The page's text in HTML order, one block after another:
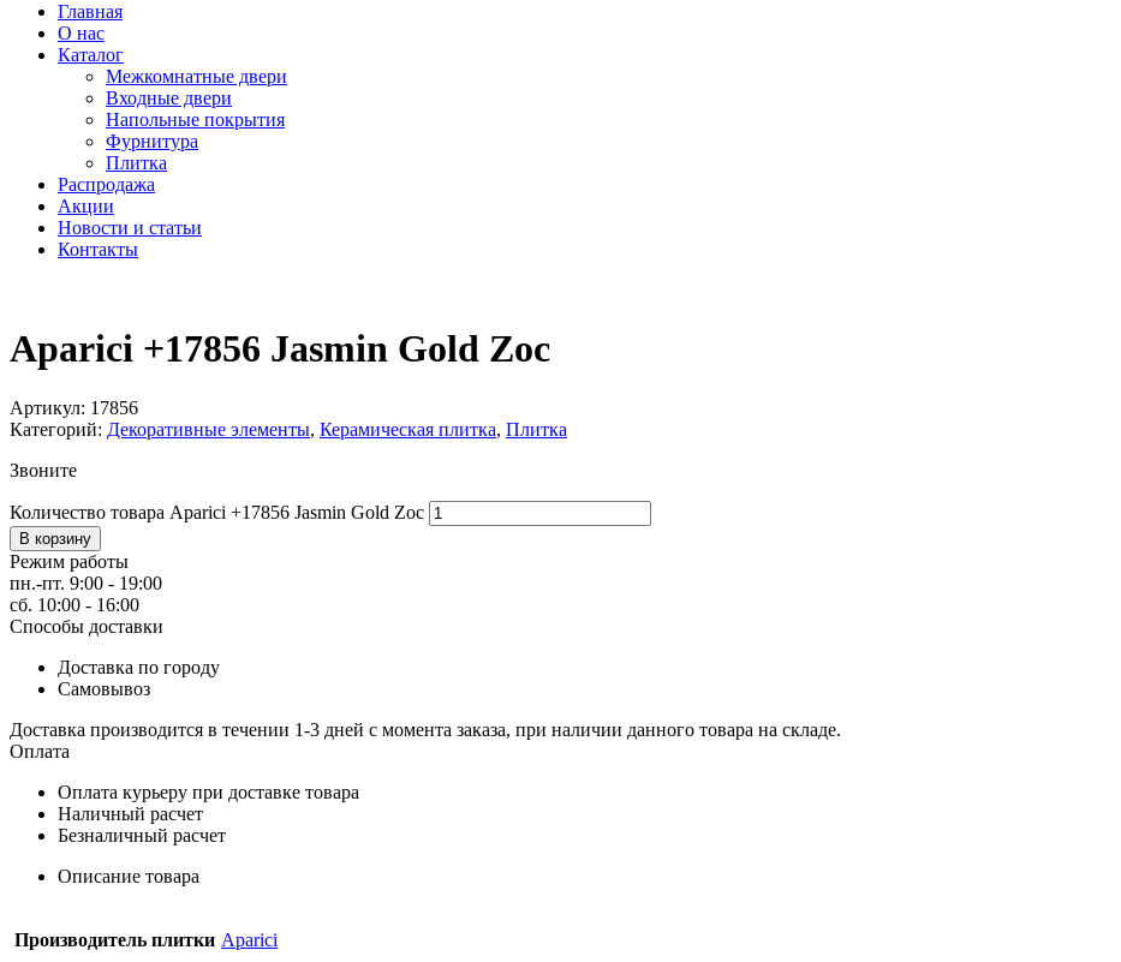
Главная
О нас
Каталог
Межкомнатные двери
Входные двери
Напольные покрытия
Фурнитура
Плитка
Распродажа
Акции
Новости и статьи
Контакты
Aparici +17856 Jasmin Gold Zoc
Артикул: 17856
Категорий: Декоративные элементы, Керамическая плитка, Плитка
Звоните
Количество товара Aparici +17856 Jasmin Gold Zoc
В корзину
Режим работы
пн.-пт. 9:00 - 19:00
сб. 10:00 - 16:00
Способы доставки
Доставка по городу
Самовывоз
Доставка производится в течении 1-3 дней с момента заказа, при наличии данного товара на складе.
Оплата
Оплата курьеру при доставке товара
Наличный расчет
Безналичный расчет
Описание товара
Производитель плитки Aparici